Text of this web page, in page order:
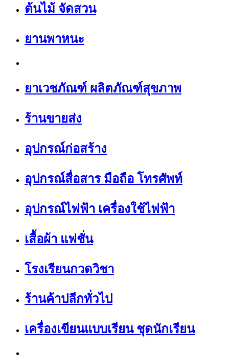
ต้นไม้ จัดสวน
ยานพาหนะ
ยาเวชภัณฑ์ ผลิตภัณฑ์สุขภาพ
ร้านขายส่ง
อุปกรณ์ก่อสร้าง
อุปกรณ์สื่อสาร มือถือ โทรศัพท์
อุปกรณ์ไฟฟ้า เครื่องใช้ไฟฟ้า
เสื้อผ้า แฟชั่น
โรงเรียนกวดวิชา
ร้านค้าปลีกทั่วไป
เครื่องเขียนแบบเรียน ชุดนักเรียน